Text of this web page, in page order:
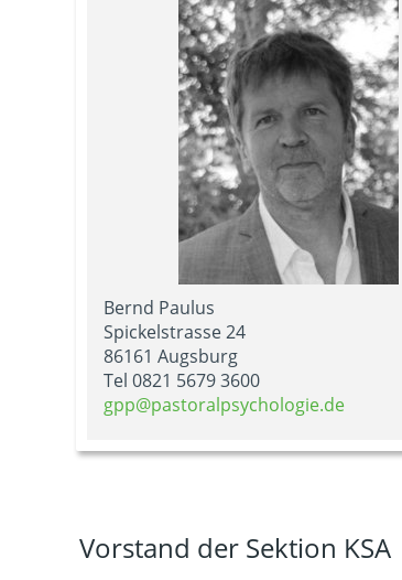
Bernd Paulus
Spickelstrasse 24
86161 Augsburg
Tel 0821 5679 3600
gpp@pastoralpsychologie.de
Vorstand der Sektion KSA